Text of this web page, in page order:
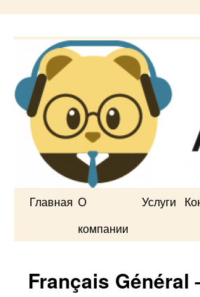
Перейти
Главная О
компании
Услуги
Français